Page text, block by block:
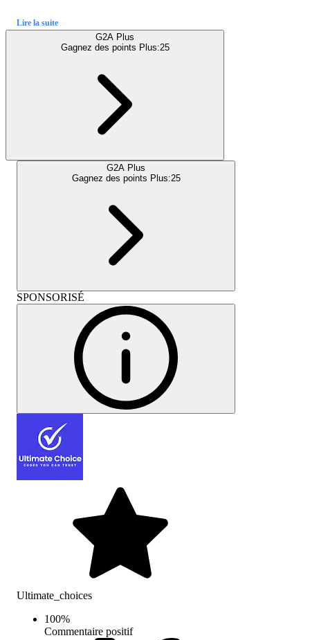
Lire la suite
G2A Plus
Gagnez des points Plus:25
G2A Plus
Gagnez des points Plus:25
SPONSORISÉ
Ultimate_choices
100%
Commentaire positif